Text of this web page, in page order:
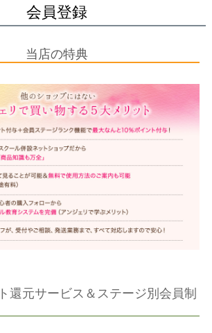
会員登録
当店の特典
還元サービス＆ステージ別会員制